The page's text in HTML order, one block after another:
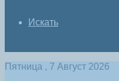
Искать
Пятница , 7 Август 2026